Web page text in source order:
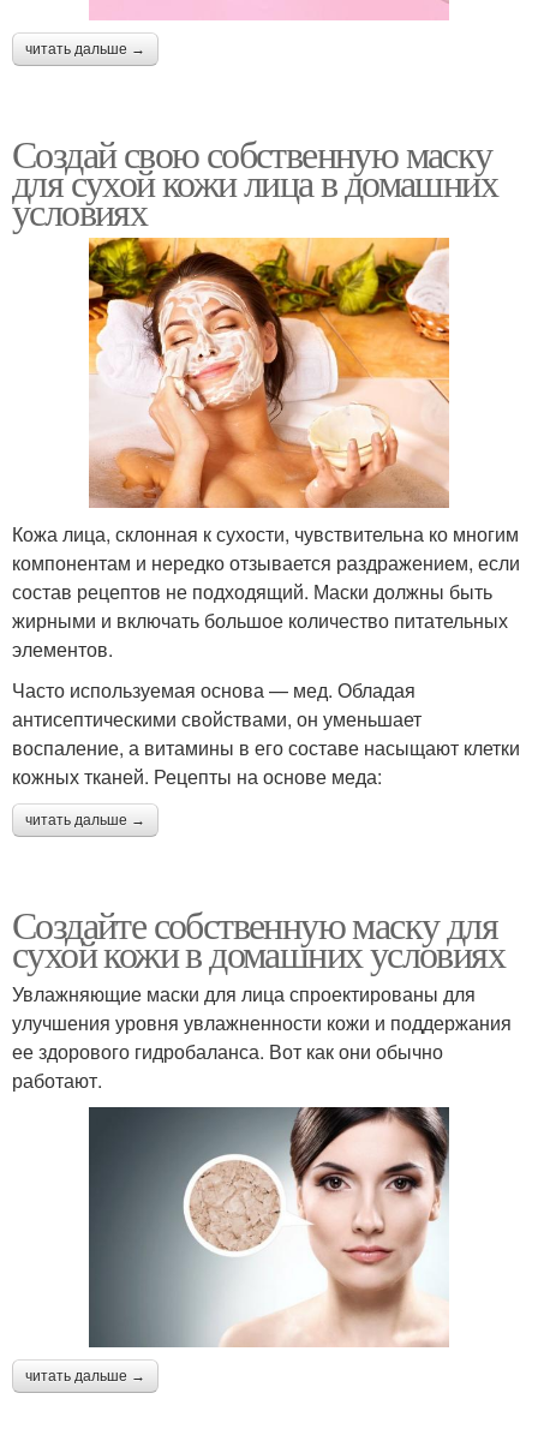
читать дальше →
Создай свою собственную маску
для сухой кожи лица в домашних
условиях
Кожа лица, склонная к сухости, чувствительна ко многим
компонентам и нередко отзывается раздражением, если
состав рецептов не подходящий. Маски должны быть
жирными и включать большое количество питательных
элементов.
Часто используемая основа — мед. Обладая
антисептическими свойствами, он уменьшает
воспаление, а витамины в его составе насыщают клетки
кожных тканей. Рецепты на основе меда:
читать дальше →
Создайте собственную маску для
сухой кожи в домашних условиях
Увлажняющие маски для лица спроектированы для
улучшения уровня увлажненности кожи и поддержания
ее здорового гидробаланса. Вот как они обычно
работают.
читать дальше →